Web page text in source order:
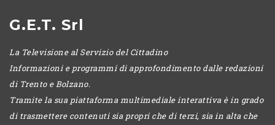
G.E.T. Srl
La Televisione al Servizio del Cittadino
Informazioni e programmi di approfondimento dalle redazioni
di Trento e Bolzano.
Tramite la sua piattaforma multimediale interattiva è in grado
di trasmettere contenuti sia propri che di terzi, sia in alta che